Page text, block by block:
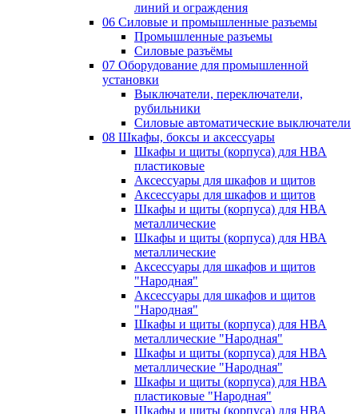
линий и ограждения
06 Силовые и промышленные разъемы
Промышленные разъемы
Силовые разъёмы
07 Оборудование для промышленной
установки
Выключатели, переключатели,
рубильники
Силовые автоматические выключатели
08 Шкафы, боксы и аксессуары
Шкафы и щиты (корпуса) для НВА
пластиковые
Аксессуары для шкафов и щитов
Аксессуары для шкафов и щитов
Шкафы и щиты (корпуса) для НВА
металлические
Шкафы и щиты (корпуса) для НВА
металлические
Аксессуары для шкафов и щитов
"Народная"
Аксессуары для шкафов и щитов
"Народная"
Шкафы и щиты (корпуса) для НВА
металлические "Народная"
Шкафы и щиты (корпуса) для НВА
металлические "Народная"
Шкафы и щиты (корпуса) для НВА
пластиковые "Народная"
Шкафы и щиты (корпуса) для НВА